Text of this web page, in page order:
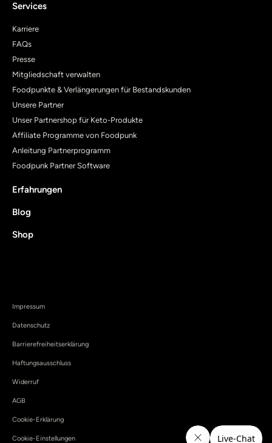
Services
Karriere
FAQs
Presse
Mitgliedschaft verwalten
Foodpunkte & Verlängerungen für Bestandskunden
Unsere Partner
Unser Partnershop für Keto-Produkte
Affiliate Programme von Foodpunk
Anleitung Partnerprogramm
Foodpunk Partner Software
Erfahrungen
Blog
Shop
Impressum
Datenschutz
Barrierefreiheitserklärung
Haftungsausschluss
Widerruf
AGB
Cookie-Erklärung
Cookie-Einstellungen